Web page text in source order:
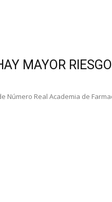
MAYOR RIESGO
Número Real Academia de